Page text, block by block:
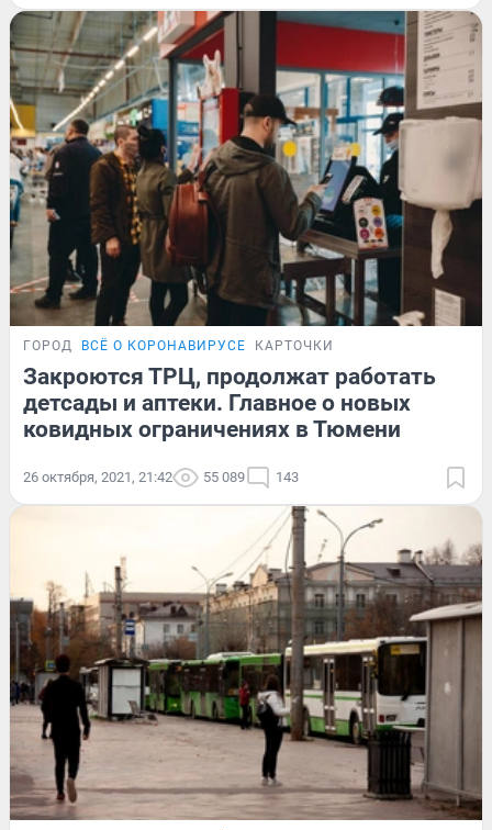
ГОРОД ВСЁ О КОРОНАВИРУСЕ КАРТОЧКИ
Закроются ТРЦ, продолжат работать
детсады и аптеки. Главное о новых
ковидных ограничениях в Тюмени
26 октября, 2021, 21:42 55 089 143